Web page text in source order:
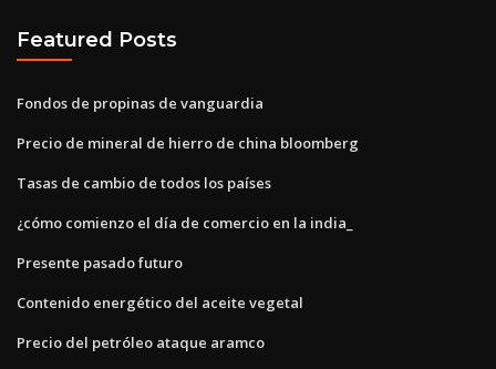
Featured Posts
Fondos de propinas de vanguardia
Precio de mineral de hierro de china bloomberg
Tasas de cambio de todos los países
¿cómo comienzo el día de comercio en la india_
Presente pasado futuro
Contenido energético del aceite vegetal
Precio del petróleo ataque aramco